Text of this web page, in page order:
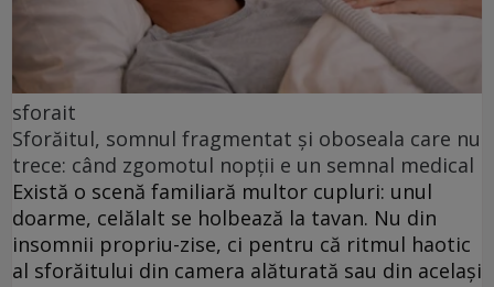
sforait
Sforăitul, somnul fragmentat și oboseala care nu
trece: când zgomotul nopții e un semnal medical
Există o scenă familiară multor cupluri: unul
doarme, celălalt se holbează la tavan. Nu din
insomnii propriu-zise, ci pentru că ritmul haotic
al sforăitului din camera alăturată sau din același